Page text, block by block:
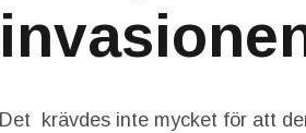
Det krävdes inte mycket för att